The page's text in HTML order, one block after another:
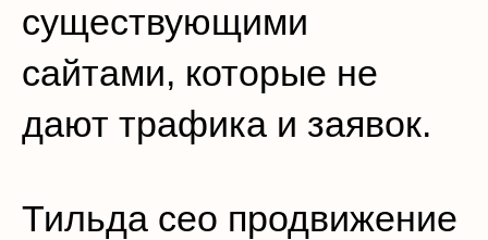
существующими
сайтами, которые не
дают трафика и заявок.
Тильда сео продвижение